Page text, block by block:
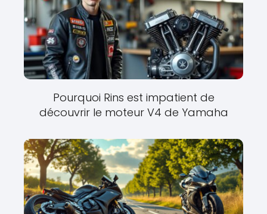
Pourquoi Rins est impatient de
découvrir le moteur V4 de Yamaha